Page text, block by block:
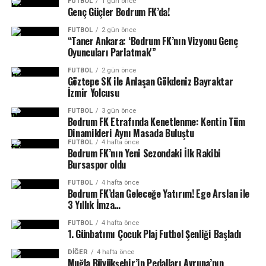
BaşkanTaner Ankara, “Bugün aldığımız tüm
oyuncularla ilgili bizim 3-4 aydır çalışmalarımız vardı.
Listemizdeki olan oyuncuları aldık ve bu arkadaşlar bir
haftadır zaten kampta. Duyurmak için de acele etmedik.
Ama orada önemli olan, hep onu söyleyeceğim: Bodrum
Spor Kulübü hem bir futbol kulübüdür hem de sosyal
sorumluluk projesidir. Önce ilçemizle kaynaşacak, sosyal
sorumluluk tarafıyla beraber güçlü bir aidiyet, taraftar,
seyirci yapısı oluşacak. Onun için bizi izlemeye devam
edin. Önümüzdeki dönemde çok fazla sürprizimiz olacak.
Ama burada önemli olan transfer yaptığın, yapmadığın
değil; ilçemizle kenetlenmek, burada oynayan futbolcu
arkadaşlarımıza güzel bir kariyer planlamasını
yapabilmek. Onun için başarı ve başarısızlığı ayrı görmek
lazım. Başarı şampiyon olmak mı, başarı bu takımdan 5-
6 tane genç arkadaşımızı üst liglere ve millî takıma
hediye etmemiz mi? Çünkü 18 takım var, herkes
şampiyonluk için oynuyor. Biz geçen sene de yarı finale
Eksik Noktalarımızda Çok İyi Transfer
Yaptık
Genç oyuncu vurgusu yapan Bodrum FK Başkanı Taner
Ankara, “Çok iyi bir kamp dönemi geçirdik, verimli bir
Genç Güçler Bodrum FK’da!
FUTBOL 2 gün önce
“Taner Ankara: ‘Bodrum FK’nın Vizyonu Genç
Oyuncuları Parlatmak'”
FUTBOL 2 gün önce
Göztepe SK ile Anlaşan Gökdeniz Bayraktar
İzmir Yolcusu
FUTBOL 3 gün önce
Bodrum FK Etrafında Kenetlenme: Kentin Tüm
Dinamikleri Aynı Masada Buluştu
FUTBOL 4 hafta önce
Bodrum FK’nın Yeni Sezondaki İlk Rakibi
Bursaspor oldu
FUTBOL 4 hafta önce
Bodrum FK’dan Geleceğe Yatırım! Ege Arslan ile
3 Yıllık İmza…
FUTBOL 4 hafta önce
1.⁠ ⁠Günbatımı Çocuk Plaj Futbol Şenliği Başladı
DIĞER 4 hafta önce